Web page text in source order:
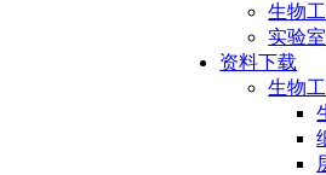
生物
实验
资料下载
生物